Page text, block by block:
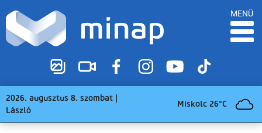
MENÜ
2026. augusztus 8. szombat |
László
Miskolc 26°C